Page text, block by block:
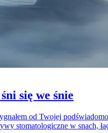
się we śnie
od Twojej
stomatologiczne w snach,